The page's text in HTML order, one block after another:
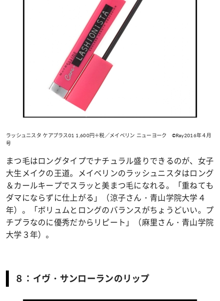
ラッシュニスタ ケアプラス01 1,600円＋税／メイベリン ニューヨーク ©Ray2016年４月
号
まつ毛はロングタイプでナチュラル盛りできるのが、女子
大生メイクの王道。メイベリンのラッシュニスタはロング
＆カールキープでスラッと美まつ毛になれる。「重ねても
ダマにならずに仕上がる」（涼子さん・青山学院大学４
年）。「ボリュムとロングのバランスがちょうどいい。プ
チプラなのに優秀だからリピート」（麻里さん・青山学院
大学３年）。
８：イヴ・サンローランのリップ